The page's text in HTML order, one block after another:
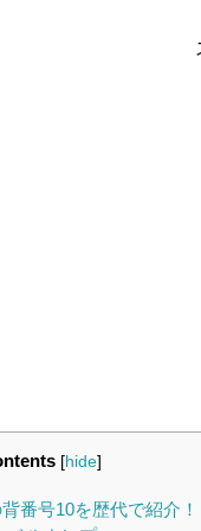
[hide]
番号10を歴代で紹介！